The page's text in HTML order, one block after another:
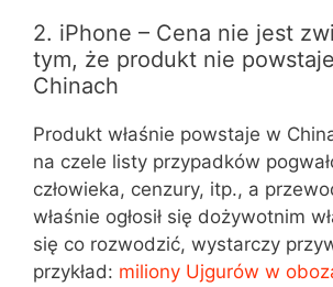
2. iPhone – Cena nie jest
tym, że produkt nie
Chinach
Produkt właśnie powstaje w
na czele listy przypadków
człowieka, cenzury, itp., a
właśnie ogłosił się dożywotnim
się co rozwodzić, wystarczy
przykład: miliony Ujgurów w